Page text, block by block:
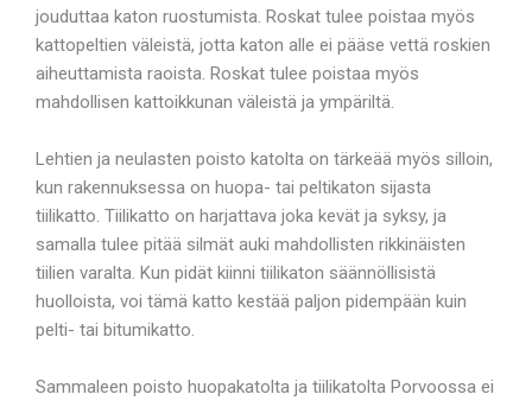
jouduttaa katon ruostumista. Roskat tulee poistaa myös
kattopeltien väleistä, jotta katon alle ei pääse vettä roskien
aiheuttamista raoista. Roskat tulee poistaa myös
mahdollisen kattoikkunan väleistä ja ympäriltä.
Lehtien ja neulasten poisto katolta on tärkeää myös silloin,
kun rakennuksessa on huopa- tai peltikaton sijasta
tiilikatto. Tiilikatto on harjattava joka kevät ja syksy, ja
samalla tulee pitää silmät auki mahdollisten rikkinäisten
tiilien varalta. Kun pidät kiinni tiilikaton säännöllisistä
huolloista, voi tämä katto kestää paljon pidempään kuin
pelti- tai bitumikatto.
Sammaleen poisto huopakatolta ja tiilikatolta Porvoossa ei